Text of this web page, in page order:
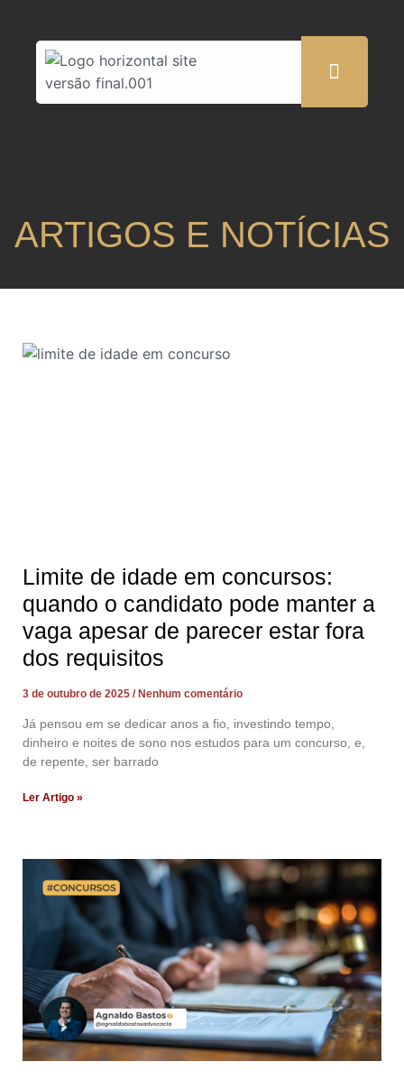
ARTIGOS E NOTÍCIAS
Limite de idade em concursos:
quando o candidato pode manter a
vaga apesar de parecer estar fora
dos requisitos
3 de outubro de 2025 Nenhum comentário
Já pensou em se dedicar anos a fio, investindo tempo,
dinheiro e noites de sono nos estudos para um concurso, e,
de repente, ser barrado
Ler Artigo »